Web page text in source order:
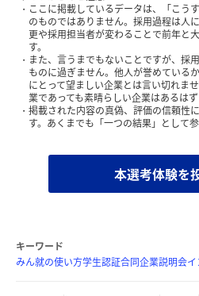
ここに掲載しているデータは、「こう
のものではありません。採用過程は人
更や採用担当者が変わることで前年と
す。
また、言うまでもないことですが、採
ものに過ぎません。他人が誉めている
にとって望ましい企業とは言い切れま
業であっても素晴らしい企業はあるはず
掲載された内容の真偽、評価の信頼性
す。あくまでも「一つの結果」として
本選考体験を
キーワード
みん就の使い方学生認証合同企業説明会